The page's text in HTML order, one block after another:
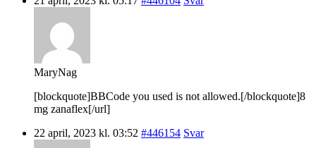
MaryNag
[blockquote]BBCode you used is not allowed.[/blockquote]8
mg zanaflex[/url]
22 april, 2023 kl. 03:52 #446154 Svar